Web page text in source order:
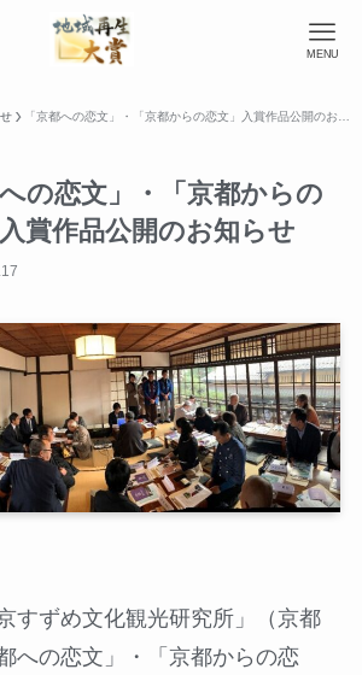
MENU
への恋文」・「京都からの
賞作品公開のお知らせ
すずめ文化観光研究所」（京都
への恋文」・「京都からの恋